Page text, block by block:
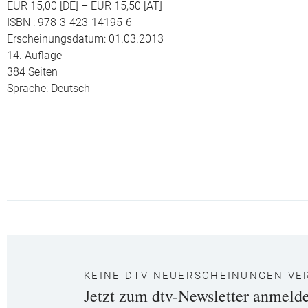
EUR 15,00 [DE] – EUR 15,50 [AT]
ISBN : 978-3-423-14195-6
Erscheinungsdatum: 01.03.2013
14. Auflage
384 Seiten
Sprache: Deutsch
KEINE DTV NEUERSCHEINUNGEN
Jetzt zum dtv-Newsletter